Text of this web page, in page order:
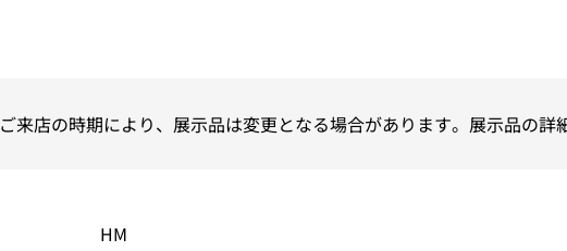
ご来店の時期により、展示品は変更となる場合があります。展示品の詳
HM